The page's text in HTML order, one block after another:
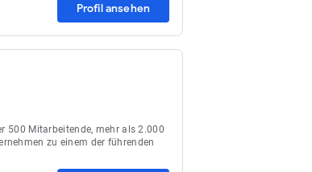
Profil ansehen
500 Mitarbeitende, mehr als 2.000
zu einem der führenden